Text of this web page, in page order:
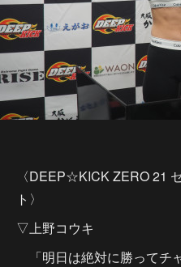
〈DEEP☆KICK ZERO 21
ト〉
▽上野コウキ
「明日は絶対に勝ってチ